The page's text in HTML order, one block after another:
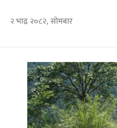
२ भाद्र २०८२, सोमबार